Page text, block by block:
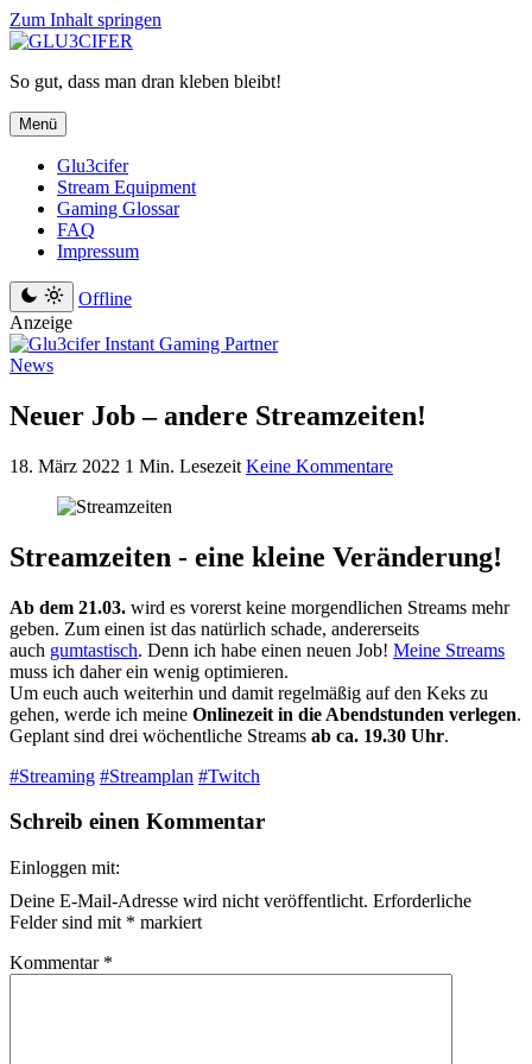
Zum Inhalt springen
So gut, dass man dran kleben bleibt!
Menü
Glu3cifer
Stream Equipment
Gaming Glossar
FAQ
Impressum
Offline
Anzeige
News
Neuer Job – andere Streamzeiten!
18. März 2022 1 Min. Lesezeit Keine Kommentare
Streamzeiten - eine kleine Veränderung!
Ab dem 21.03. wird es vorerst keine morgendlichen Streams mehr
geben. Zum einen ist das natürlich schade, andererseits
auch gumtastisch. Denn ich habe einen neuen Job! Meine Streams
muss ich daher ein wenig optimieren.
Um euch auch weiterhin und damit regelmäßig auf den Keks zu
gehen, werde ich meine Onlinezeit in die Abendstunden verlegen.
Geplant sind drei wöchentliche Streams ab ca. 19.30 Uhr.
#Streaming #Streamplan #Twitch
Schreib einen Kommentar
Einloggen mit:
Deine E-Mail-Adresse wird nicht veröffentlicht. Erforderliche
Felder sind mit * markiert
Kommentar *